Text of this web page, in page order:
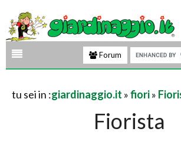
Forum
tu sei in :giardinaggio.it »fiori»
Fiorista